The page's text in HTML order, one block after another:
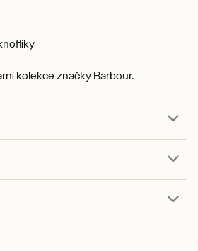
kolekce značky Barbour.